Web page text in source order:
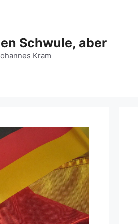
Schwule, aber
Kram